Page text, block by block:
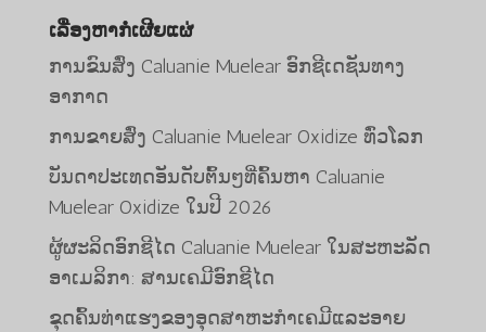
ເລື່ອງຫາກໍ່ເຜີຍແຜ່
ການຂົນສົ່ງ Caluanie Muelear ອົກຊີເດຊັນທາງ
ອາກາດ
ການຂາຍສົ່ງ Caluanie Muelear Oxidize ທົ່ວໂລກ
ບັນດາປະເທດອັນດັບຕົ້ນໆທີ່ຄົ້ນຫາ Caluanie
Muelear Oxidize ໃນປີ 2026
ຜູ້ຜະລິດອົກຊີໄດ Caluanie Muelear ໃນສະຫະລັດ
ອາເມລິກາ: ສານເຄມີອົກຊີໄດ
ຂຸດຄົ້ນທ່າແຮງຂອງອຸດສາຫະກໍາເຄມີແລະອາຍ